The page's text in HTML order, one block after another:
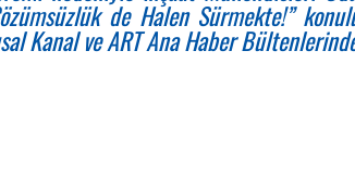
de Halen Sürmekte!”
Kanal ve ART Ana Haber